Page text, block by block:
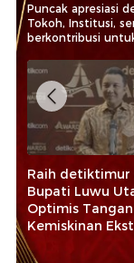
Puncak apresiasi
Tokoh, Institusi,
berkontribusi
Raih detiktimur
Bupati Luwu
Optimis
Kemiskinan